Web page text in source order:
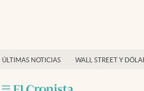
ÚLTIMAS NOTICIAS WALL STREET Y
Finanzas y economía